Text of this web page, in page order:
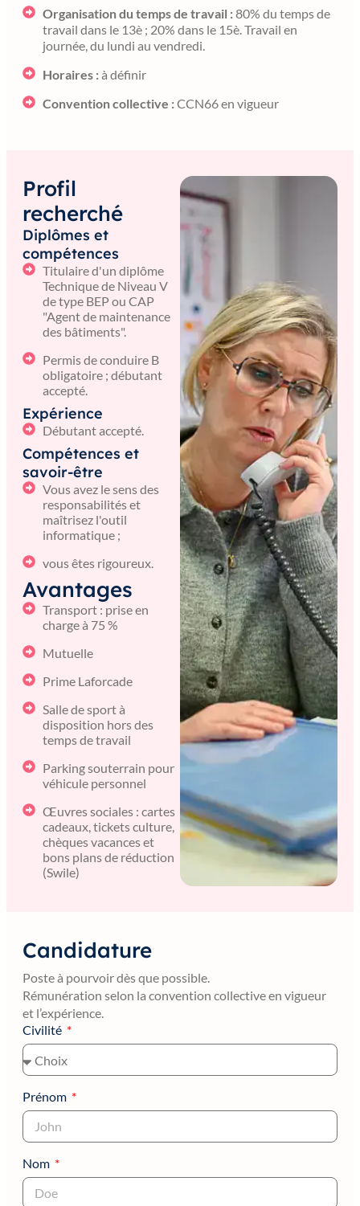
Organisation du temps de travail :80% du temps de
travail dans le 13è ; 20% dans le 15è. Travail en
journée, du lundi au vendredi.
Horaires :à définir
Convention collective :CCN66 en vigueur
Profil
recherché
Diplômes et
compétences
Titulaire d'un diplôme
Technique de Niveau V
de type BEP ou CAP
"Agent de maintenance
des bâtiments".
Permis de conduire B
obligatoire ; débutant
accepté.
Expérience
Débutant accepté.
Compétences et
savoir-être
Vous avez le sens des
responsabilités et
maîtrisez l'outil
informatique ;
vous êtes rigoureux.
Avantages
Transport : prise en
charge à 75 %
Mutuelle
Prime Laforcade
Salle de sport à
disposition hors des
temps de travail
Parking souterrain pour
véhicule personnel
Œuvres sociales : cartes
cadeaux, tickets culture,
chèques vacances et
bons plans de réduction
(Swile)
Candidature
Poste à pourvoir dès que possible.
Rémunération selon la convention collective en vigueur
et l’expérience.
Civilité
Prénom
Nom